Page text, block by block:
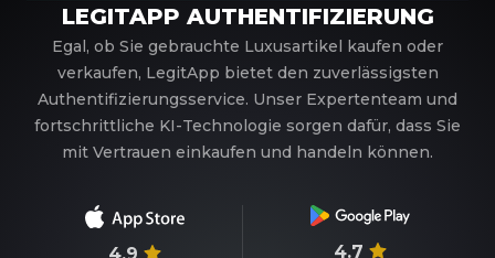
LEGITAPP AUTHENTIFIZIERUNG
Egal, ob Sie gebrauchte Luxusartikel kaufen oder
verkaufen, LegitApp bietet den zuverlässigsten
Authentifizierungsservice. Unser Expertenteam und
fortschrittliche KI-Technologie sorgen dafür, dass Sie
mit Vertrauen einkaufen und handeln können.
4.7